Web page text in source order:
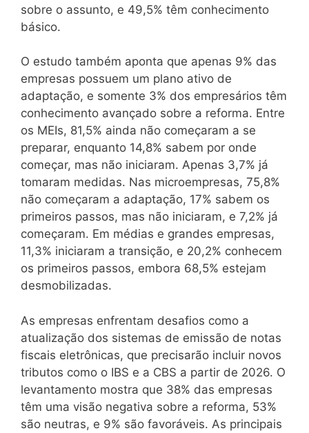
sobre o assunto, e 49,5% têm conhecimento
básico.
O estudo também aponta que apenas 9% das
empresas possuem um plano ativo de
adaptação, e somente 3% dos empresários têm
conhecimento avançado sobre a reforma. Entre
os MEIs, 81,5% ainda não começaram a se
preparar, enquanto 14,8% sabem por onde
começar, mas não iniciaram. Apenas 3,7% já
tomaram medidas. Nas microempresas, 75,8%
não começaram a adaptação, 17% sabem os
primeiros passos, mas não iniciaram, e 7,2% já
começaram. Em médias e grandes empresas,
11,3% iniciaram a transição, e 20,2% conhecem
os primeiros passos, embora 68,5% estejam
desmobilizadas.
As empresas enfrentam desafios como a
atualização dos sistemas de emissão de notas
fiscais eletrônicas, que precisarão incluir novos
tributos como o IBS e a CBS a partir de 2026. O
levantamento mostra que 38% das empresas
têm uma visão negativa sobre a reforma, 53%
são neutras, e 9% são favoráveis. As principais